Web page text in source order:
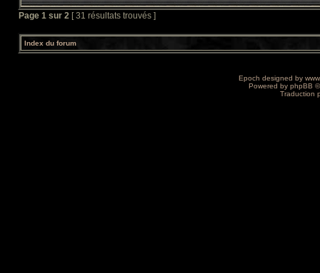
Page 1 sur 2 [ 31 résultats trouvés ]
Index du forum
Epoch designed by
Powered by phpBB
Traduction